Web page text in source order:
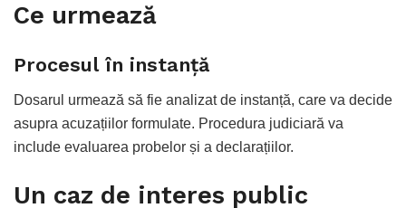
Ce urmează
Procesul în instanță
Dosarul urmează să fie analizat de instanță, care va decide
asupra acuzațiilor formulate. Procedura judiciară va
include evaluarea probelor și a declarațiilor.
Un caz de interes public